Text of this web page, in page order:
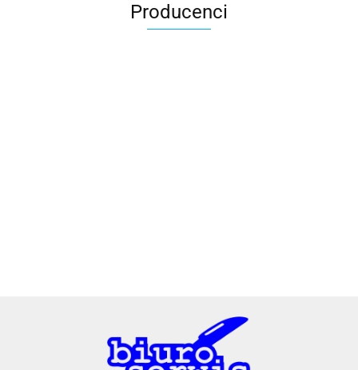
Producenci
A4 Tech